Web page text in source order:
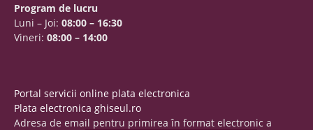
Program de lucru
Luni – Joi: 08:00 – 16:30
Vineri: 08:00 – 14:00
Portal servicii online plata electronica
Plata electronica ghiseul.ro
Adresa de email pentru primirea în format electronic a